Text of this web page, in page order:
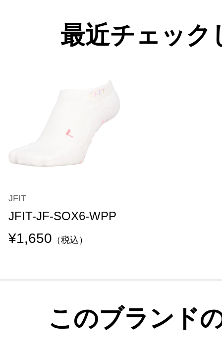
最近チェック
JFIT
JFIT-JF-SOX6-WPP
¥1,650 （税込）
このブランド